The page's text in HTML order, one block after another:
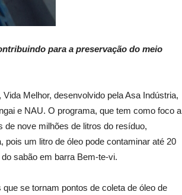
para a preservação do meio
Melhor, desenvolvido pela Asa Indústria,
e NAU. O programa, que tem como foco a
de nove milhões de litros do resíduo,
pois um litro de óleo pode contaminar até 20
sabão em barra Bem-te-vi.
se tornam pontos de coleta de óleo de